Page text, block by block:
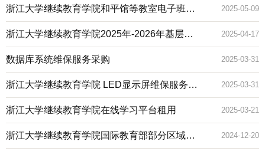
购
浙江大学继续教育学院和平馆等教室电子班牌
采购公告
2025-05-09
浙江大学继续教育学院2025年-2026年基层治
理、绍兴地区类专题现场教学服务（QSZB-
Z(F)-A25046(GK)L）公开招标采购公告
2025-04-17
数据库系统维保服务采购 2025-03-31
浙江大学继续教育学院 LED显示屏维保服务采
购公告
2025-03-31
浙江大学继续教育学院在线学习平台租用 2025-03-21
浙江大学继续教育学院国际教育部部分区域展 2024-12-20